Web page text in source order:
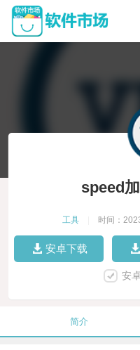
speed
工具 时间：
安卓下载
安
简介